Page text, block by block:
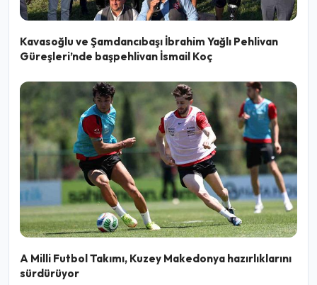
Kavasoğlu ve Şamdancıbaşı İbrahim Yağlı Pehlivan
Güreşleri’nde başpehlivan İsmail Koç
A Milli Futbol Takımı, Kuzey Makedonya hazırlıklarını
sürdürüyor